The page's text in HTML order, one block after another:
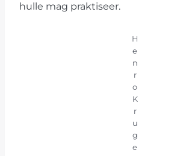
hulle mag praktiseer.
H
e
n
r
o
K
r
u
g
e